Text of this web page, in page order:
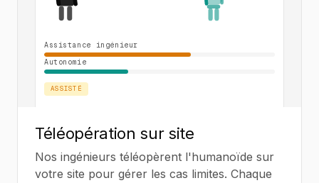
Assistance ingénieur
Autonomie
ASSISTÉ
AUTONOME
Téléopération sur site
Nos ingénieurs téléopèrent l'humanoïde sur
votre site pour gérer les cas limites. Chaque